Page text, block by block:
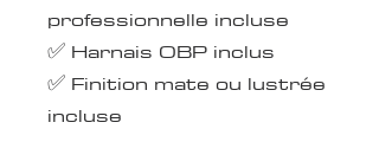
professionnelle incluse
✅ Harnais OBP inclus
✅ Finition mate ou lustrée
incluse